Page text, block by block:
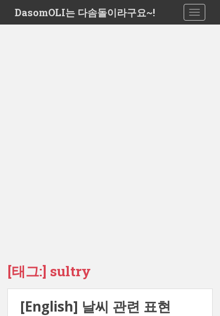
i
DasomOLI는 다솜돌이라구요~!
[태그:] sultry
[English] 날씨 관련 표현